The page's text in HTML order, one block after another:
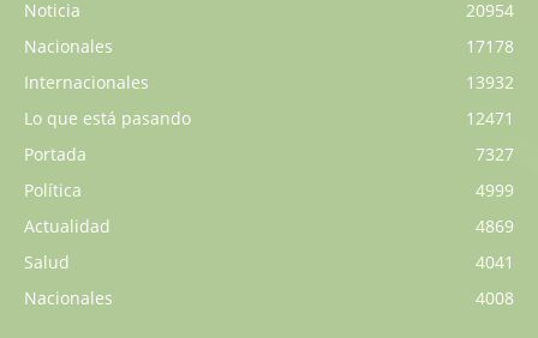
Noticia
20954
Nacionales
17178
Internacionales
13932
Lo que está pasando
12471
Portada
7327
Política
4999
Actualidad
4869
Salud
4041
Nacionales
4008